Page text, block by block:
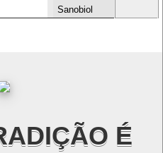
Sanobiol
É